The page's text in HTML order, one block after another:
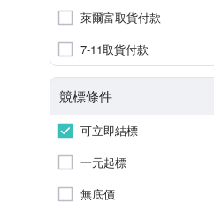
萊爾富取貨付款
7-11取貨付款
競標條件
可立即結標
一元起標
無底價